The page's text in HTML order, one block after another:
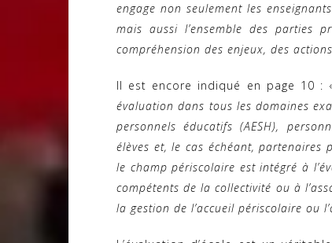
engage non seulement les
mais aussi l’ensemble des parties
compréhension des enjeux, des
Il est encore indiqué en page 10 :
évaluation dans tous les domaines
personnels éducatifs (AESH),
élèves et, le cas échéant,
le champ périscolaire est intégré à
compétents de la collectivité ou à
la gestion de l’accueil périscolaire ou